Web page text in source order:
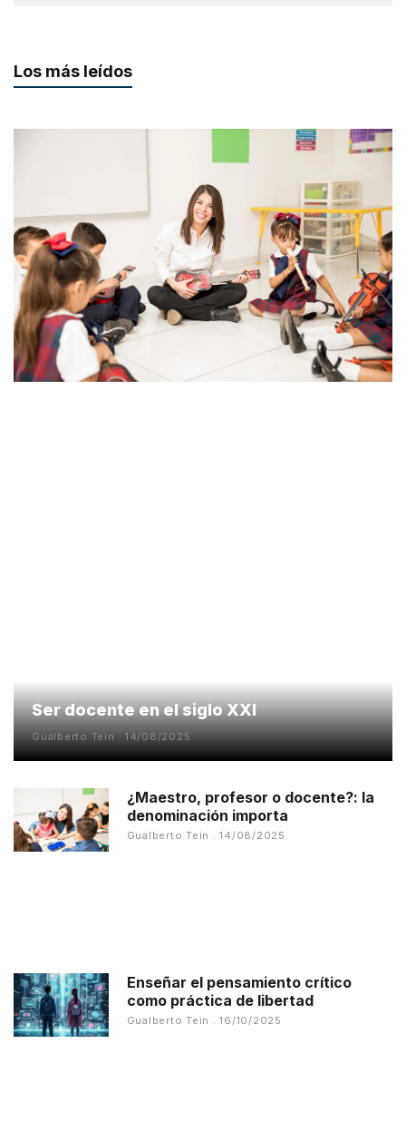
Los más leídos
Ser docente en el siglo XXI
Gualberto Tein 14/08/2025
¿Maestro, profesor o docente?: la
denominación importa
Gualberto Tein 14/08/2025
Enseñar el pensamiento crítico
como práctica de libertad
Gualberto Tein 16/10/2025